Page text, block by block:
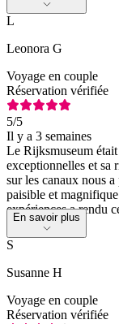
L
Leonora G
Voyage en couple
Réservation vérifiée
5/5
Il y a 3 semaines
Le Rijksmuseum
exceptionnelles et sa
sur les canaux nous
paisible et
expériences a rendu
En savoir plus
S
Susanne H
Voyage en couple
Réservation vérifiée